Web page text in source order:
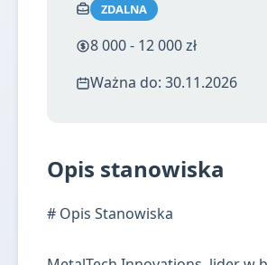
ZDALNA
8 000 - 12 000 zł
Ważna do: 30.11.2026
Opis stanowiska
# Opis Stanowiska